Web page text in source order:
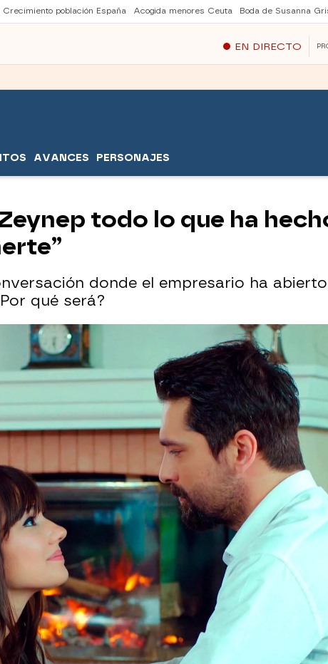
Crecimiento población España Acogida menores Ceuta Boda de Susanna
EN DIRECTO
AVANCES PERSONAJES
todo lo que ha
donde el empresario ha
qué será?
firme unos documentos, ¿qué es lo que
su crisis: “Nosotros no somos malas
WhatsappFacebook